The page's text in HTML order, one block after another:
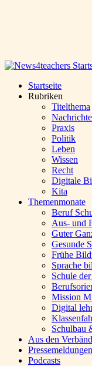
Startseite
Rubriken
Titelthema
Praxis
Politik
Leben
Wissen
Recht
Digitale
Kita
Themenmonate
Beruf
Aus- und
Guter
Gesunde
Frühe
Sprache
Schule
Mission
Digital
Schulbau
Aus den
Pressemeldungen
Podcasts